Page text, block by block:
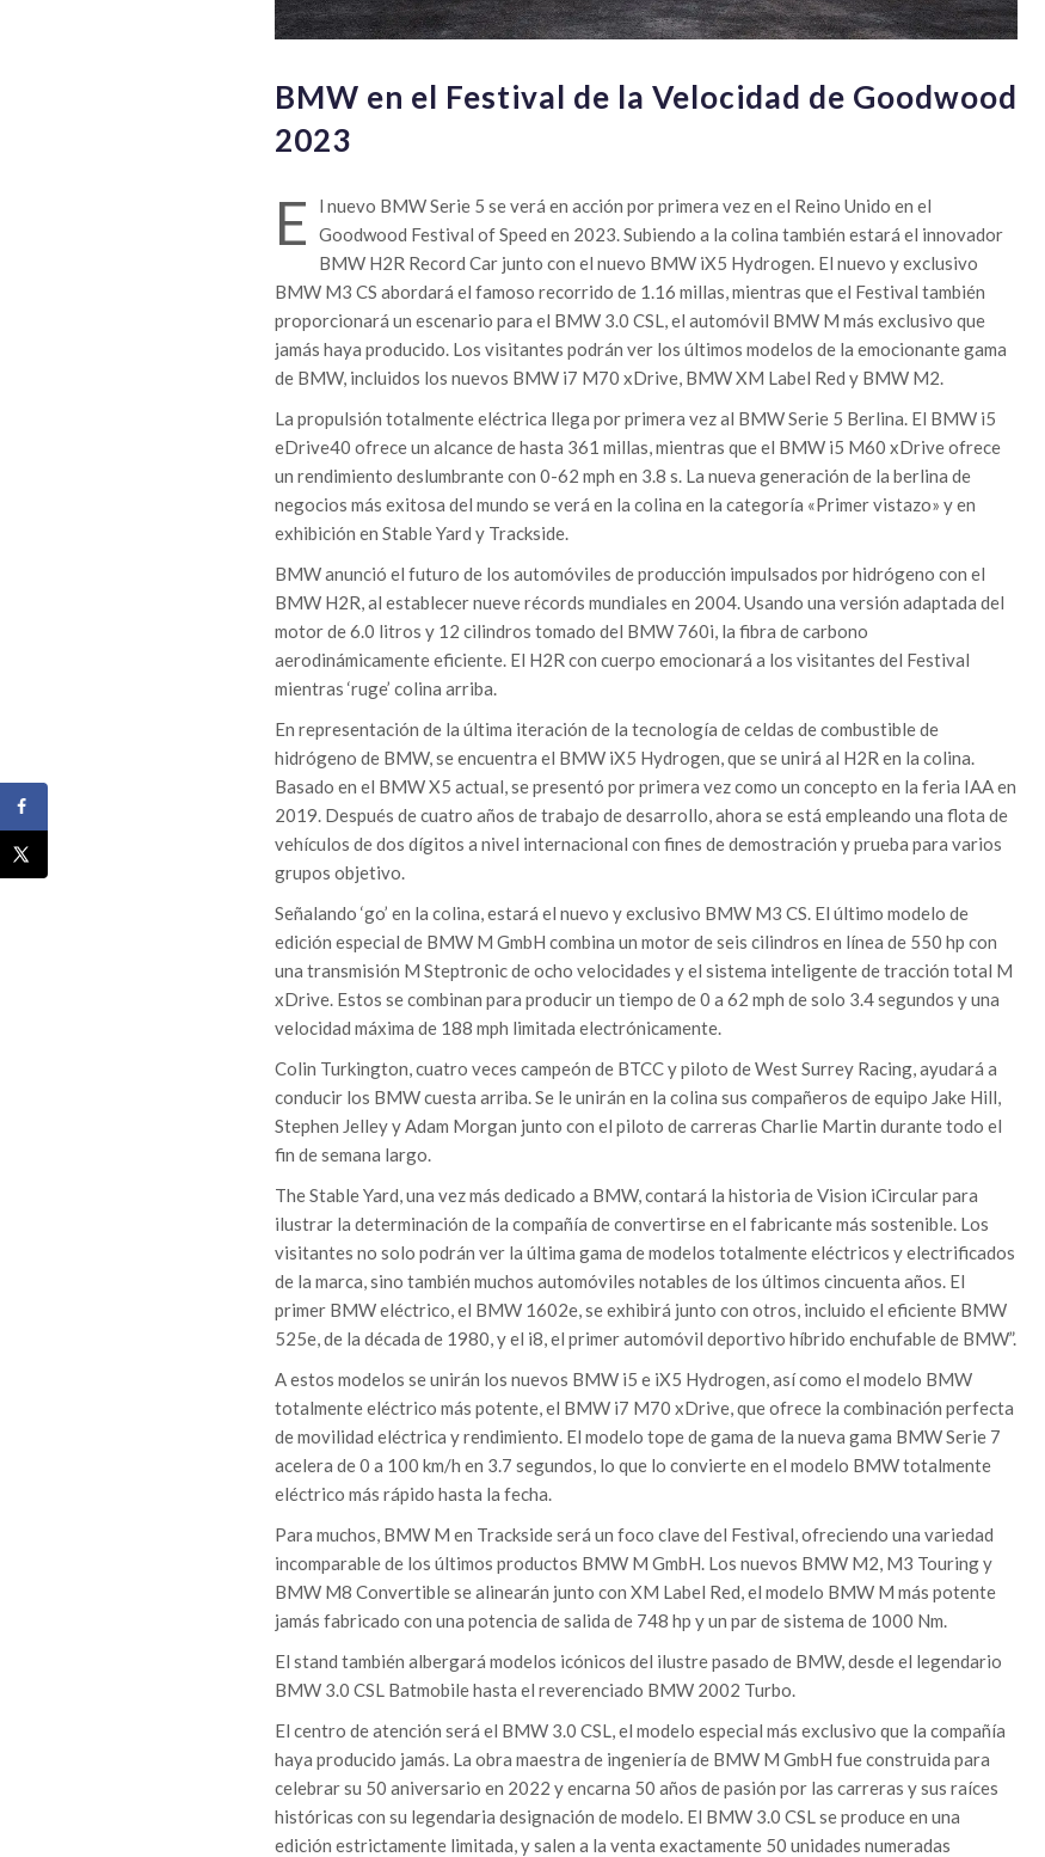
BMW en el Festival de la Velocidad de Goodwood
2023
E
l nuevo BMW Serie 5 se verá en acción por primera vez en el Reino Unido en el
Goodwood Festival of Speed en 2023. Subiendo a la colina también estará el innovador
BMW H2R Record Car junto con el nuevo BMW iX5 Hydrogen. El nuevo y exclusivo
BMW M3 CS abordará el famoso recorrido de 1.16 millas, mientras que el Festival también
proporcionará un escenario para el BMW 3.0 CSL, el automóvil BMW M más exclusivo que
jamás haya producido. Los visitantes podrán ver los últimos modelos de la emocionante gama
de BMW, incluidos los nuevos BMW i7 M70 xDrive, BMW XM Label Red y BMW M2.
La propulsión totalmente eléctrica llega por primera vez al BMW Serie 5 Berlina. El BMW i5
eDrive40 ofrece un alcance de hasta 361 millas, mientras que el BMW i5 M60 xDrive ofrece
un rendimiento deslumbrante con 0-62 mph en 3.8 s. La nueva generación de la berlina de
negocios más exitosa del mundo se verá en la colina en la categoría «Primer vistazo» y en
exhibición en Stable Yard y Trackside.
BMW anunció el futuro de los automóviles de producción impulsados por hidrógeno con el
BMW H2R, al establecer nueve récords mundiales en 2004. Usando una versión adaptada del
motor de 6.0 litros y 12 cilindros tomado del BMW 760i, la fibra de carbono
aerodinámicamente eficiente. El H2R con cuerpo emocionará a los visitantes del Festival
mientras ‘ruge’ colina arriba.
En representación de la última iteración de la tecnología de celdas de combustible de
hidrógeno de BMW, se encuentra el BMW iX5 Hydrogen, que se unirá al H2R en la colina.
Basado en el BMW X5 actual, se presentó por primera vez como un concepto en la feria IAA en
2019. Después de cuatro años de trabajo de desarrollo, ahora se está empleando una flota de
vehículos de dos dígitos a nivel internacional con fines de demostración y prueba para varios
grupos objetivo.
Señalando ‘go’ en la colina, estará el nuevo y exclusivo BMW M3 CS. El último modelo de
edición especial de BMW M GmbH combina un motor de seis cilindros en línea de 550 hp con
una transmisión M Steptronic de ocho velocidades y el sistema inteligente de tracción total M
xDrive. Estos se combinan para producir un tiempo de 0 a 62 mph de solo 3.4 segundos y una
velocidad máxima de 188 mph limitada electrónicamente.
Colin Turkington, cuatro veces campeón de BTCC y piloto de West Surrey Racing, ayudará a
conducir los BMW cuesta arriba. Se le unirán en la colina sus compañeros de equipo Jake Hill,
Stephen Jelley y Adam Morgan junto con el piloto de carreras Charlie Martin durante todo el
fin de semana largo.
The Stable Yard, una vez más dedicado a BMW, contará la historia de Vision iCircular para
ilustrar la determinación de la compañía de convertirse en el fabricante más sostenible. Los
visitantes no solo podrán ver la última gama de modelos totalmente eléctricos y electrificados
de la marca, sino también muchos automóviles notables de los últimos cincuenta años. El
primer BMW eléctrico, el BMW 1602e, se exhibirá junto con otros, incluido el eficiente BMW
525e, de la década de 1980, y el i8, el primer automóvil deportivo híbrido enchufable de BMW”.
A estos modelos se unirán los nuevos BMW i5 e iX5 Hydrogen, así como el modelo BMW
totalmente eléctrico más potente, el BMW i7 M70 xDrive, que ofrece la combinación perfecta
de movilidad eléctrica y rendimiento. El modelo tope de gama de la nueva gama BMW Serie 7
acelera de 0 a 100 km/h en 3.7 segundos, lo que lo convierte en el modelo BMW totalmente
eléctrico más rápido hasta la fecha.
Para muchos, BMW M en Trackside será un foco clave del Festival, ofreciendo una variedad
incomparable de los últimos productos BMW M GmbH. Los nuevos BMW M2, M3 Touring y
BMW M8 Convertible se alinearán junto con XM Label Red, el modelo BMW M más potente
jamás fabricado con una potencia de salida de 748 hp y un par de sistema de 1000 Nm.
El stand también albergará modelos icónicos del ilustre pasado de BMW, desde el legendario
BMW 3.0 CSL Batmobile hasta el reverenciado BMW 2002 Turbo.
El centro de atención será el BMW 3.0 CSL, el modelo especial más exclusivo que la compañía
haya producido jamás. La obra maestra de ingeniería de BMW M GmbH fue construida para
celebrar su 50 aniversario en 2022 y encarna 50 años de pasión por las carreras y sus raíces
históricas con su legendaria designación de modelo. El BMW 3.0 CSL se produce en una
edición estrictamente limitada, y salen a la venta exactamente 50 unidades numeradas